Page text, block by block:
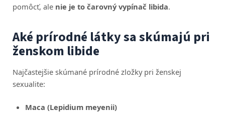
pomôcť, ale nie je to čarovný vypínač libida.
Aké prírodné látky sa skúmajú pri
ženskom libide
Najčastejšie skúmané prírodné zložky pri ženskej
sexualite:
Maca (Lepidium meyenii)